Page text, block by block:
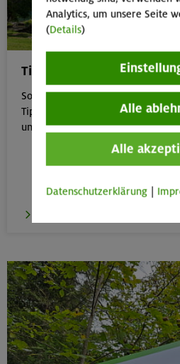
Tipps für Bergtouren im
Sommer in den Bergen genießen
Tipps zu Hitze, Gewitter & Co.
unterwegs zu bleiben.
Analytics, um unsere Seite
(Details)
Alle
Alle
Datenschutzerklärung